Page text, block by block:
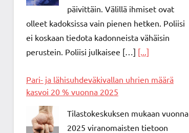
päivittäin. Välillä ihmiset ovat
olleet kadoksissa vain pienen hetken. Poliisi
ei koskaan tiedota kadonneista vähäisin
perustein. Poliisi julkaisee […] [...]
Pari- ja lähisuhdeväkivallan uhrien määrä
kasvoi 20 % vuonna 2025
Tilastokeskuksen mukaan vuonna
2025 viranomaisten tietoon